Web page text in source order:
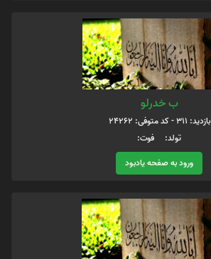
ب خدرلو
بازدید: 311 - کد متوفی: 24262
تولد: فوت:
ورود به صفحه یادبود